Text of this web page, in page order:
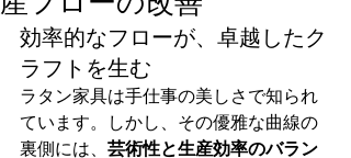
効率的なフローが、卓越したク
ラフトを生む
ラタン家具は手仕事の美しさで知られ
ています。しかし、その優雅な曲線の
裏側には、 芸術性と生産効率のバラン